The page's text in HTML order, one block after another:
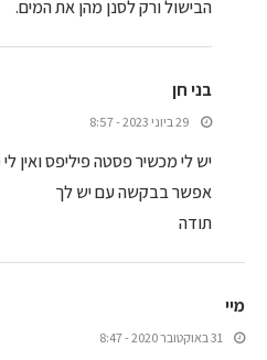
הבישול ורק לסנן מהן את המים.
בני חן
29 ביוני 2023 - 8:57
יש לי מכשיר פסטה פיליפס ואין
אפשר בבקשה עם יש לך
תודה
מיי
31 באוקטובר 2020 - 8:47